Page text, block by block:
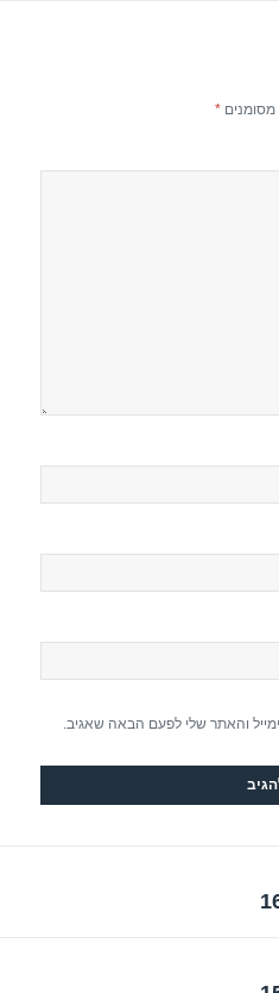
*
והאתר שלי לפעם הבאה שאגיב.